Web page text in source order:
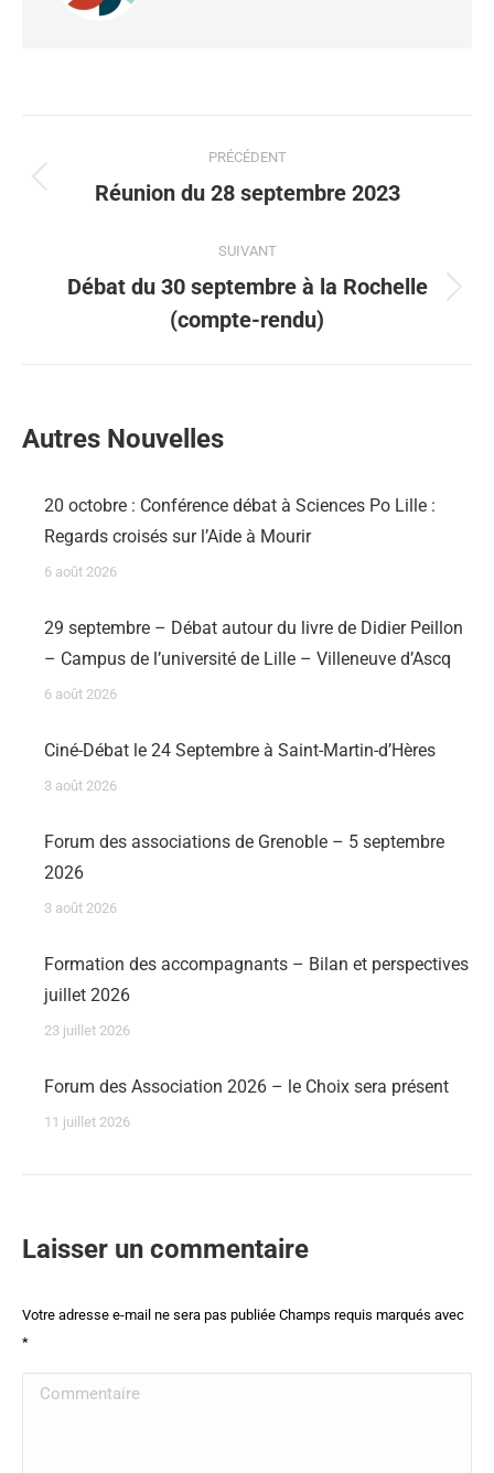
PRÉCÉDENT
Réunion du 28 septembre 2023
SUIVANT
Débat du 30 septembre à la Rochelle
(compte-rendu)
Autres Nouvelles
20 octobre : Conférence débat à Sciences Po Lille :
Regards croisés sur l’Aide à Mourir
6 août 2026
29 septembre – Débat autour du livre de Didier Peillon
– Campus de l’université de Lille – Villeneuve d’Ascq
6 août 2026
Ciné-Débat le 24 Septembre à Saint-Martin-d’Hères
3 août 2026
Forum des associations de Grenoble – 5 septembre
2026
3 août 2026
Formation des accompagnants – Bilan et perspectives
juillet 2026
23 juillet 2026
Forum des Association 2026 – le Choix sera présent
11 juillet 2026
Laisser un commentaire
Votre adresse e-mail ne sera pas publiée Champs requis marqués avec
*
Commentaire